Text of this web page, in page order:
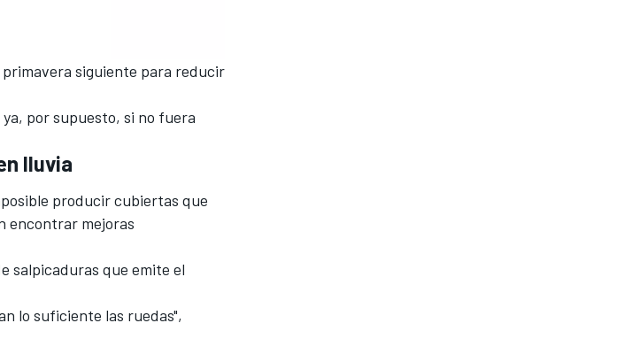
siguiente para reducir
por supuesto, si no fuera
lluvia
producir cubiertas que
encontrar mejoras
salpicaduras que emite el
lo suficiente las ruedas",